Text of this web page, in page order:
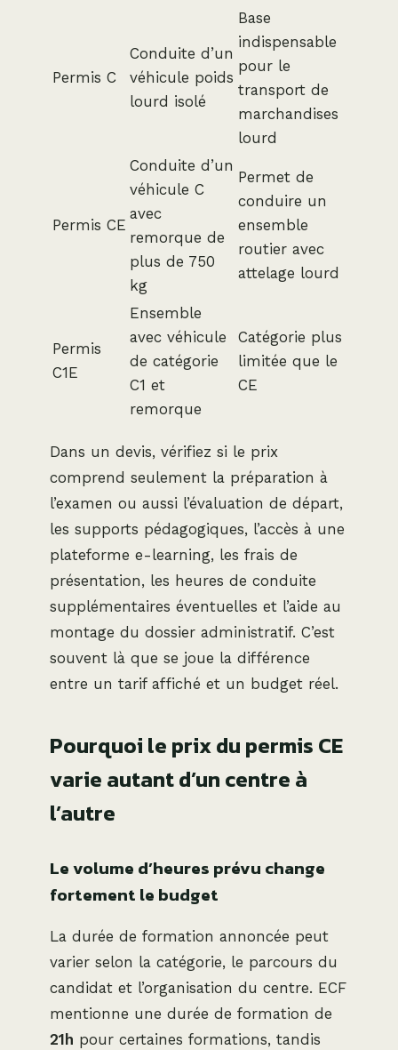
Permis C
Conduite d’un
véhicule poids
lourd isolé
Base
indispensable
pour le
transport de
marchandises
lourd
Permis CE
Conduite d’un
véhicule C
avec
remorque de
plus de 750
kg
Permet de
conduire un
ensemble
routier avec
attelage lourd
Permis
C1E
Ensemble
avec véhicule
de catégorie
C1 et
remorque
Catégorie plus
limitée que le
CE
Dans un devis, vérifiez si le prix
comprend seulement la préparation à
l’examen ou aussi l’évaluation de départ,
les supports pédagogiques, l’accès à une
plateforme e-learning, les frais de
présentation, les heures de conduite
supplémentaires éventuelles et l’aide au
montage du dossier administratif. C’est
souvent là que se joue la différence
entre un tarif affiché et un budget réel.
Pourquoi le prix du permis CE
varie autant d’un centre à
l’autre
Le volume d’heures prévu change
fortement le budget
La durée de formation annoncée peut
varier selon la catégorie, le parcours du
candidat et l’organisation du centre. ECF
mentionne une durée de formation de
21h pour certaines formations, tandis